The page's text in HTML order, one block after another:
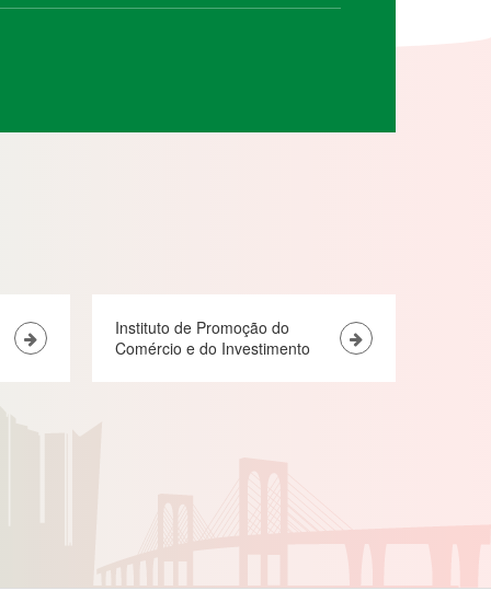
Instituto de Promoção do
Comércio e do Investimento